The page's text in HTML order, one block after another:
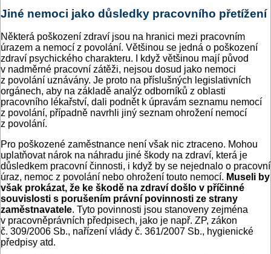
Jiné nemoci jako důsledky pracovního přetížení
Některá poškození zdraví jsou na hranici mezi pracovním
úrazem a nemocí z povolání. Většinou se jedná o poškození
zdraví psychického charakteru. I když většinou mají původ
v nadměrné pracovní zátěži, nejsou dosud jako nemoci
z povolání uznávány. Je proto na příslušných legislativních
orgánech, aby na základě analýz odborníků z oblasti
pracovního lékařství, dali podnět k úpravám seznamu nemocí
z povolání, případně navrhli jiný seznam ohrožení nemocí
z povolání.
Pro poškozené zaměstnance není však nic ztraceno. Mohou
uplatňovat nárok na náhradu jiné škody na zdraví, která je
důsledkem pracovní činnosti, i když by se nejednalo o pracovní
úraz, nemoc z povolání nebo ohrožení touto nemocí. Museli by
však prokázat, že ke škodě na zdraví došlo v příčinné
souvislosti s porušením právní povinnosti ze strany
zaměstnavatele. Tyto povinnosti jsou stanoveny zejména
v pracovněprávních předpisech, jako je např. ZP, zákon
č. 309/2006 Sb., nařízení vlády č. 361/2007 Sb., hygienické
předpisy atd.